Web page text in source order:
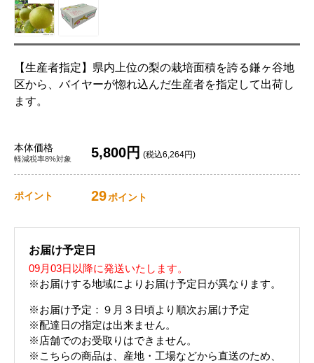
【生産者指定】県内上位の梨の栽培面積を誇る鎌ヶ谷地
区から、バイヤーが惚れ込んだ生産者を指定して出荷し
ます。
本体価格
軽減税率8%対象 5,800円 (税込6,264円)
ポイント 29ポイント
お届け予定日
09月03日以降に発送いたします。
※お届けする地域によりお届け予定日が異なります。
※お届け予定：９月３日頃より順次お届け予定
※配達日の指定は出来ません。
※店舗でのお受取りはできません。
※こちらの商品は、産地・工場などから直送のため、